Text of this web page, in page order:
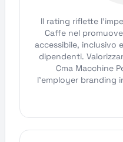
Il rating riflette
Caffe nel
accessibile, inclusivo
dipendenti.
Cma Macchine
l'employer branding